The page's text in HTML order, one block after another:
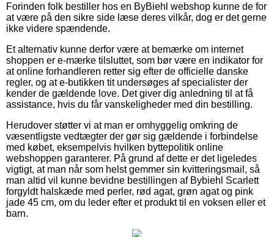
Forinden folk bestiller hos en ByBiehl webshop kunne de for
at være på den sikre side læse deres vilkår, dog er det gerne
ikke videre spændende.
Et alternativ kunne derfor være at bemærke om internet
shoppen er e-mærke tilsluttet, som bør være en indikator for
at online forhandleren retter sig efter de officielle danske
regler, og at e-butikken tit undersøges af specialister der
kender de gældende love. Det giver dig anledning til at få
assistance, hvis du får vanskeligheder med din bestilling.
Herudover støtter vi at man er omhyggelig omkring de
væsentligste vedtægter der gør sig gældende i forbindelse
med købet, eksempelvis hvilken byttepolitik online
webshoppen garanterer. På grund af dette er det ligeledes
vigtigt, at man når som helst gemmer sin kvitteringsmail, så
man altid vil kunne bevidne bestillingen af Bybiehl Scarlett
forgyldt halskæde med perler, rød agat, grøn agat og pink
jade 45 cm, om du leder efter et produkt til en voksen eller et
barn.